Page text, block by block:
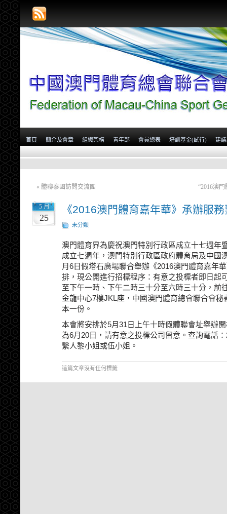
首頁 簡介及會章 組織架構 青年部 會員總表 培訓基金(試行) 建
« 體聯泰國訪問交流團 “2016澳
5 月
25
《2016澳門體育嘉年華》承辦服
未分類
澳門體育界為慶祝澳門特別行政區成立十七週年
成立七週年，澳門特別行政區政府體育局及中國
月6日假塔石廣場聯合舉辦《2016澳門體育嘉年
排，現公開進行招標程序：有意之投標者即日起
至下午一時、下午二時三十分至六時三十分，前
金龍中心7樓JKL座，中國澳門體育總會聯合會秘
本一份。
本會將安排於5月31日上午十時假體聯會址舉辦
為6月20日，請有意之投標公司留意。查詢電話
繫人黎小姐或伍小姐。
這篇文章沒有任何標籤